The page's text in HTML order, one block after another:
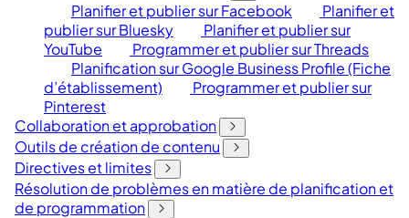
Planifier et publier sur Facebook
Planifier et
publier sur Bluesky
Planifier et publier sur
YouTube
Programmer et publier sur Threads
Planification sur Google Business Profile (Fiche
d’établissement)
Programmer et publier sur
Pinterest
Collaboration et approbation
Outils de création de contenu
Directives et limites
Résolution de problèmes en matière de planification et
de programmation